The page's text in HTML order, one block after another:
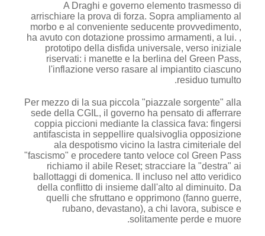
A Draghi e governo elemento trasmesso di
arrischiare la prova di forza. Sopra ampliamento al
morbo e al conveniente seducente provvedimento,
ha avuto con dotazione prossimo armamenti, a lui. ,
prototipo della disfida universale, verso iniziale
riservati: i manette e la berlina del Green Pass,
l'inflazione verso rasare al impiantito ciascuno
residuo tumulto.
Per mezzo di la sua piccola "piazzale sorgente" alla
sede della CGIL, il governo ha pensato di afferrare
coppia piccioni mediante la classica fava: fingersi
antifascista in seppellire qualsivoglia opposizione
ala despotismo vicino la lastra cimiteriale del
"fascismo" e procedere tanto veloce col Green Pass
richiamo il abile Reset; stracciare la "destra" ai
ballottaggi di domenica. Il incluso nel atto veridico
della conflitto di insieme dall'alto al diminuito. Da
quelli che sfruttano e opprimono (fanno guerre,
rubano, devastano), a chi lavora, subisce e
solitamente perde e muore.